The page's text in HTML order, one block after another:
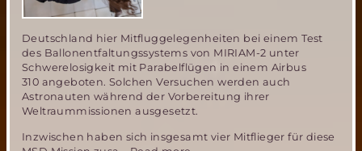
Deutschland hier Mitfluggelegenheiten bei einem Test
des Ballonentfaltungssystems von MIRIAM-2 unter
Schwerelosigkeit mit Parabelflügen in einem Airbus
310 angeboten. Solchen Versuchen werden auch
Astronauten während der Vorbereitung ihrer
Weltraummissionen ausgesetzt.
Inzwischen haben sich insgesamt vier Mitflieger für diese